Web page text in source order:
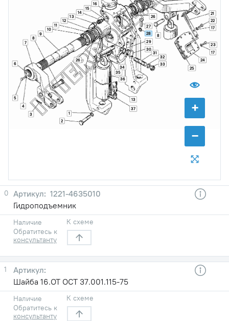
+
−
1
2
3
4
5
6
7
8
8
9
10
11
12
13
13
14
15
16
17
17
21
22
23
24
25
26
26
27
28
29
30
31
32
33
34
35
36
37
0
1221-4635010
Гидроподъемник
Наличие
Обратитесь к
консультанту
К схеме
1
Шайба 16.ОТ ОСТ 37.001.115-75
Наличие
Обратитесь к
консультанту
К схеме